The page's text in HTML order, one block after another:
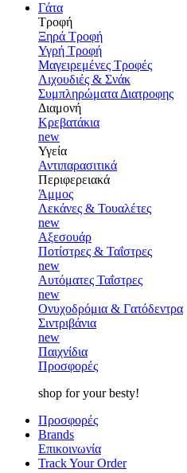
Γάτα
Τροφή
Ξηρά Τροφή
Υγρή Τροφή
Μαγειρεμένες Τροφές
Λιχουδιές & Σνάκ
Συμπληρώματα Διατροφης
Διαμονή
Κρεβατάκια
new
Υγεία
Αντιπαρασιτικά
Περιφερειακά
Άμμος
Λεκάνες & Τουαλέτες
new
Αξεσουάρ
Ποτίστρες & Ταΐστρες
new
Αυτόματες Ταΐστρες
new
Ονυχοδρόμια & Γατόδεντρα
Σιντριβάνια
new
Παιχνίδια
Προσφορές
shop for your besty!
Προσφορές
Brands
Επικοινωνία
Track Your Order